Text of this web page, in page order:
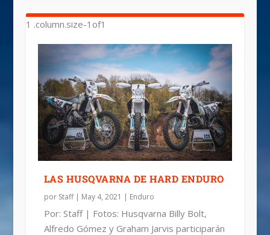
6ª RONDA DEL WORLD ENDURO SUPER
SERIES
RESULTADOS: ROMANIACS PARA
LETTENBICHLER
LOS FAVORITOS DEL WESS 2019
BLAZUSIAK REGRESÓ Y GANÓ,
SUPERENDURO
LAS HUSQVARNA DE HARD ENDURO
por Staff| May 4, 2021 | Enduro
Por: Staff | Fotos: Husqvarna Billy Bolt,
Alfredo Gómez y Graham Jarvis participarán